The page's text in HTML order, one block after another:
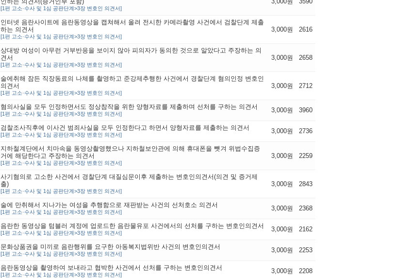
[1편 고소·수사 및 1심 공판단계>3장 변호인 의견서]
인터넷 음란사이트에 음란동영상을 캡쳐해서 올려 전시한 카메라촬영 사건에서 검찰단계 제출
하는 의견서
[1편 고소·수사 및 1심 공판단계>3장 변호인 의견서]
3,000원 2616
상대방 여성이 아무런 거부반응을 보이지 않아 피의자가 동의한 것으로 알았다고 주장하는 의
견서
[1편 고소·수사 및 1심 공판단계>3장 변호인 의견서]
3,000원 2658
술에취해 잠든 직장동료의 나체를 촬영하고 준강제추행한 사건에서 경찰단계 혐의인정 변호인
의견서
[1편 고소·수사 및 1심 공판단계>3장 변호인 의견서]
3,000원 2712
혐의사실을 모두 인정하면서도 정상참작을 위한 양형자료를 제출하며 선처를 구하는 의견서
[1편 고소·수사 및 1심 공판단계>3장 변호인 의견서] 3,000원 3960
검찰조사직후에 이사건 범죄사실을 모두 인정한다고 하면서 양형자료를 제출하는 의견서
[1편 고소·수사 및 1심 공판단계>3장 변호인 의견서] 3,000원 2736
지하철계단에서 치마속을 동영상촬영했으나 지하철보안관에 의해 휴대폰을 뺏겨 위법수집증
거에 해당한다고 주장하는 의견서
[1편 고소·수사 및 1심 공판단계>3장 변호인 의견서]
3,000원 2259
사기혐의로 고소한 사건에서 경찰단계 대질심문이후 제출하는 변호인의견서(의견 및 증거제
출)
[1편 고소·수사 및 1심 공판단계>3장 변호인 의견서]
3,000원 2843
술에 만취해서 지나가는 여성을 추행함으로 재판받는 사건의 선처호소 의견서
[1편 고소·수사 및 1심 공판단계>3장 변호인 의견서] 3,000원 2368
음란한 동영상을 텀블러 계정에 업로드한 음란물유포 사건에서의 선처를 구하는 변호인의견서
[1편 고소·수사 및 1심 공판단계>3장 변호인 의견서] 3,000원 2162
문화상품권을 미끼로 음란행위를 요구한 아동복지법위반 사건의 변호인의견서
[1편 고소·수사 및 1심 공판단계>3장 변호인 의견서] 3,000원 2253
음란동영상을 촬영하여 보내라고 협박한 사건에서 선처를 구하는 변호인의견서
[1편 고소·수사 및 1심 공판단계>3장 변호인 의견서] 3,000원 2208